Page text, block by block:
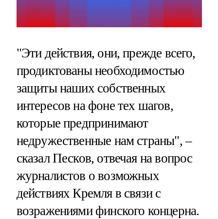
"Эти действия, они, прежде всего,
продиктованы необходимостью
защиты наших собственных
интересов на фоне тех шагов,
которые предпринимают
недружественные нам страны", –
сказал Песков, отвечая на вопрос
журналистов о возможных
действиях Кремля в связи с
возражениями финского концерна.